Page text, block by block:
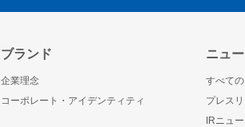
ブランド
企業理念
コーポレート・アイデンティティ
ニュ
すべて
プレス
IRニュ